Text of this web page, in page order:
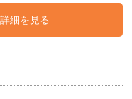
詳細を見る